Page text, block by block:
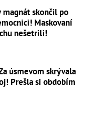
magnát skončil po
Maskovaní
nešetrili!
úsmevom skrývala
Prešla si obdobím